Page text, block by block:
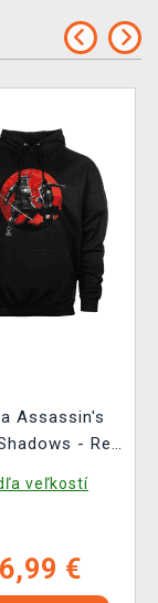
Assassin's
- Red
veľkostí
€